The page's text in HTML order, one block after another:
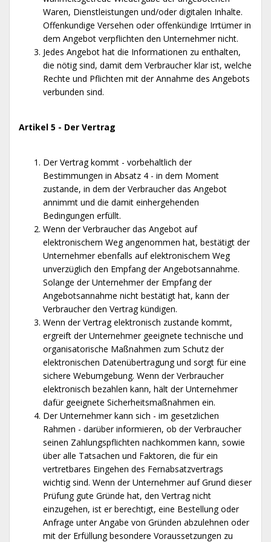
Waren, Dienstleistungen und/oder digitalen Inhalte.
Offenkundige Versehen oder offenkündige Irrtümer in
dem Angebot verpflichten den Unternehmer nicht.
Jedes Angebot hat die Informationen zu enthalten,
die nötig sind, damit dem Verbraucher klar ist, welche
Rechte und Pflichten mit der Annahme des Angebots
verbunden sind.
Artikel 5 - Der Vertrag
Der Vertrag kommt - vorbehaltlich der
Bestimmungen in Absatz 4 - in dem Moment
zustande, in dem der Verbraucher das Angebot
annimmt und die damit einhergehenden
Bedingungen erfüllt.
Wenn der Verbraucher das Angebot auf
elektronischem Weg angenommen hat, bestätigt der
Unternehmer ebenfalls auf elektronischem Weg
unverzüglich den Empfang der Angebotsannahme.
Solange der Unternehmer der Empfang der
Angebotsannahme nicht bestätigt hat, kann der
Verbraucher den Vertrag kündigen.
Wenn der Vertrag elektronisch zustande kommt,
ergreift der Unternehmer geeignete technische und
organisatorische Maßnahmen zum Schutz der
elektronischen Datenübertragung und sorgt für eine
sichere Webumgebung. Wenn der Verbraucher
elektronisch bezahlen kann, hält der Unternehmer
dafür geeignete Sicherheitsmaßnahmen ein.
Der Unternehmer kann sich - im gesetzlichen
Rahmen - darüber informieren, ob der Verbraucher
seinen Zahlungspflichten nachkommen kann, sowie
über alle Tatsachen und Faktoren, die für ein
vertretbares Eingehen des Fernabsatzvertrags
wichtig sind. Wenn der Unternehmer auf Grund dieser
Prüfung gute Gründe hat, den Vertrag nicht
einzugehen, ist er berechtigt, eine Bestellung oder
Anfrage unter Angabe von Gründen abzulehnen oder
mit der Erfüllung besondere Voraussetzungen zu